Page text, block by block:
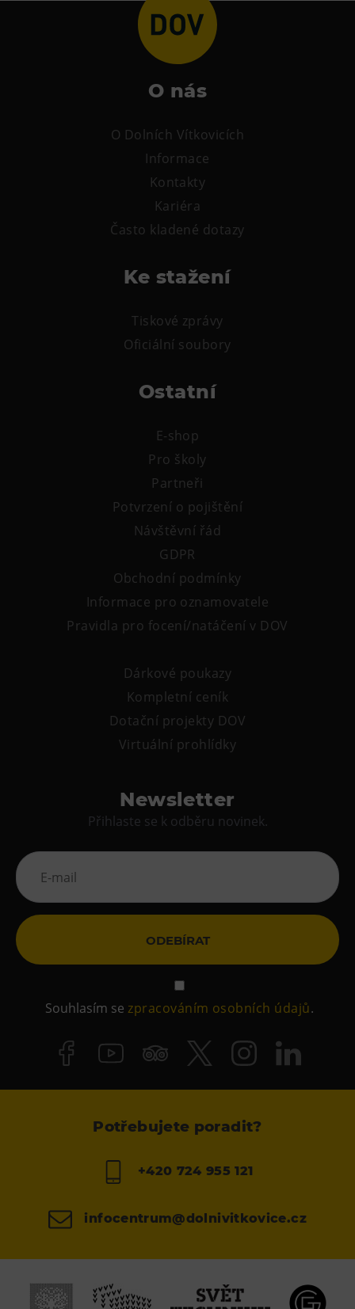
Narozeninové oslavy
O nás
O Dolních Vítkovicích
Informace
Kontakty
Kariéra
Často kladené dotazy
Ke stažení
Tiskové zprávy
Oficiální soubory
Ostatní
E-shop
Pro školy
Partneři
Potvrzení o pojištění
Návštěvní řád
GDPR
Obchodní podmínky
Informace pro oznamovatele
Pravidla pro focení/natáčení v DOV
Dárkové poukazy
Kompletní ceník
Dotační projekty DOV
Virtuální prohlídky
Newsletter
Přihlaste se k odběru novinek.
ODEBÍRAT
Souhlasím sezpracováním osobních údajů.
Potřebujete poradit?
+420 724 955 121
infocentrum@dolnivitkovice.cz